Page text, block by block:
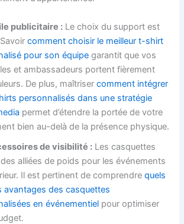
publicitaire : Le choix du support est
comment choisir le meilleur t-shirt
pour son équipe garantit que vos
et ambassadeurs portent fièrement
De plus, maîtrisercomment intégrer
personnalisés dans une stratégie
permet d’étendre la portée de votre
bien au-delà de la présence physique.
de visibilité : Les casquettes
alliées de poids pour les événements
Il est pertinent de comprendrequels
avantages des casquettes
en événementiel pour optimiser